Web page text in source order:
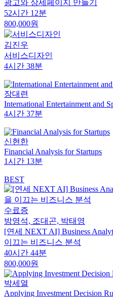
광고와 상세페이지 만들기
52시간 12분
800,000원
김진우
서비스디자인
4시간 38분
장대련
International Entertainment and
4시간 37분
신현한
Financial Analysis for Startups
1시간 13분
BEST
수료증
방영석, 조대곤, 박태영
[연세 NEXT AI] Business
이끄는 비즈니스 분석
40시간 44분
800,000원
박세열
Applying Investment Decision